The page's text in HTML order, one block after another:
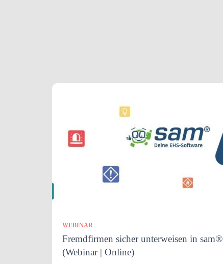
WEBINAR
Fremdfirmen sicher unterweisen in sam®
(Webinar | Online)